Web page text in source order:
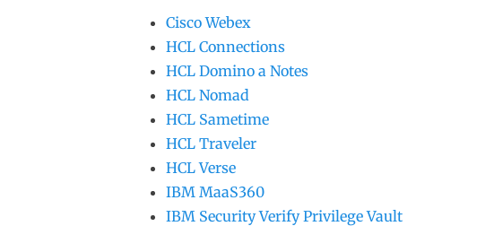
Cisco Webex
HCL Connections
HCL Domino a Notes
HCL Nomad
HCL Sametime
HCL Traveler
HCL Verse
IBM MaaS360
IBM Security Verify Privilege Vault